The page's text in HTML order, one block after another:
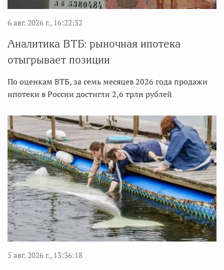
6 авг. 2026 г., 16:22:32
Аналитика ВТБ: рыночная ипотека
отыгрывает позиции
По оценкам ВТБ, за семь месяцев 2026 года продажи
ипотеки в России достигли 2,6 трлн рублей
5 авг. 2026 г., 13:36:18